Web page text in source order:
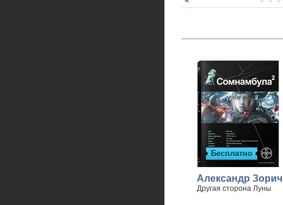
Бесплатно
Александр Зорич
Другая сторона Луны